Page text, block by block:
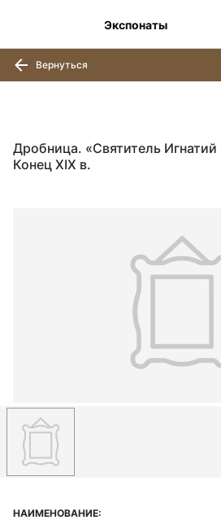
Экспонаты
Вернуться
Дробница. «Святитель Игнатий
Конец XIX в.
НАИМЕНОВАНИЕ: